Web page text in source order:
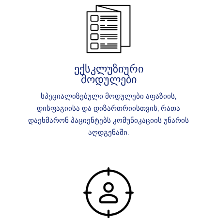
ექსკლუზიური
მოდულები
სპეციალიზებული მოდულები აფაზიის,
დისფაგიისა და დიზართრიისთვის, რათა
დაეხმარონ პაციენტებს კომუნიკაციის უნარის
აღდგენაში.